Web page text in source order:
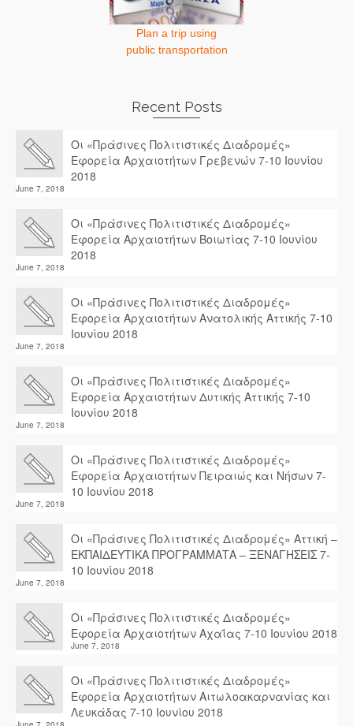
Plan a trip using
public transportation
Recent Posts
Οι «Πράσινες Πολιτιστικές Διαδρομές»
Εφορεία Αρχαιοτήτων Γρεβενών 7-10 Ιουνίου
2018
June 7, 2018
Οι «Πράσινες Πολιτιστικές Διαδρομές»
Εφορεία Αρχαιοτήτων Βοιωτίας 7-10 Ιουνίου
2018
June 7, 2018
Οι «Πράσινες Πολιτιστικές Διαδρομές»
Εφορεία Αρχαιοτήτων Ανατολικής Αττικής 7-10
Ιουνίου 2018
June 7, 2018
Οι «Πράσινες Πολιτιστικές Διαδρομές»
Εφορεία Αρχαιοτήτων Δυτικής Αττικής 7-10
Ιουνίου 2018
June 7, 2018
Οι «Πράσινες Πολιτιστικές Διαδρομές»
Εφορεία Αρχαιοτήτων Πειραιώς και Νήσων 7-
10 Ιουνίου 2018
June 7, 2018
Οι «Πράσινες Πολιτιστικές Διαδρομές» Αττική –
ΕΚΠΑΙΔΕΥΤΙΚΑ ΠΡΟΓΡΑΜΜΑΤΑ – ΞΕΝΑΓΗΣΕΙΣ 7-
10 Ιουνίου 2018
June 7, 2018
Οι «Πράσινες Πολιτιστικές Διαδρομές»
Εφορεία Αρχαιοτήτων Αχαΐας 7-10 Ιουνίου 2018
June 7, 2018
Οι «Πράσινες Πολιτιστικές Διαδρομές»
Εφορεία Αρχαιοτήτων Αιτωλοακαρνανίας και
Λευκάδας 7-10 Ιουνίου 2018